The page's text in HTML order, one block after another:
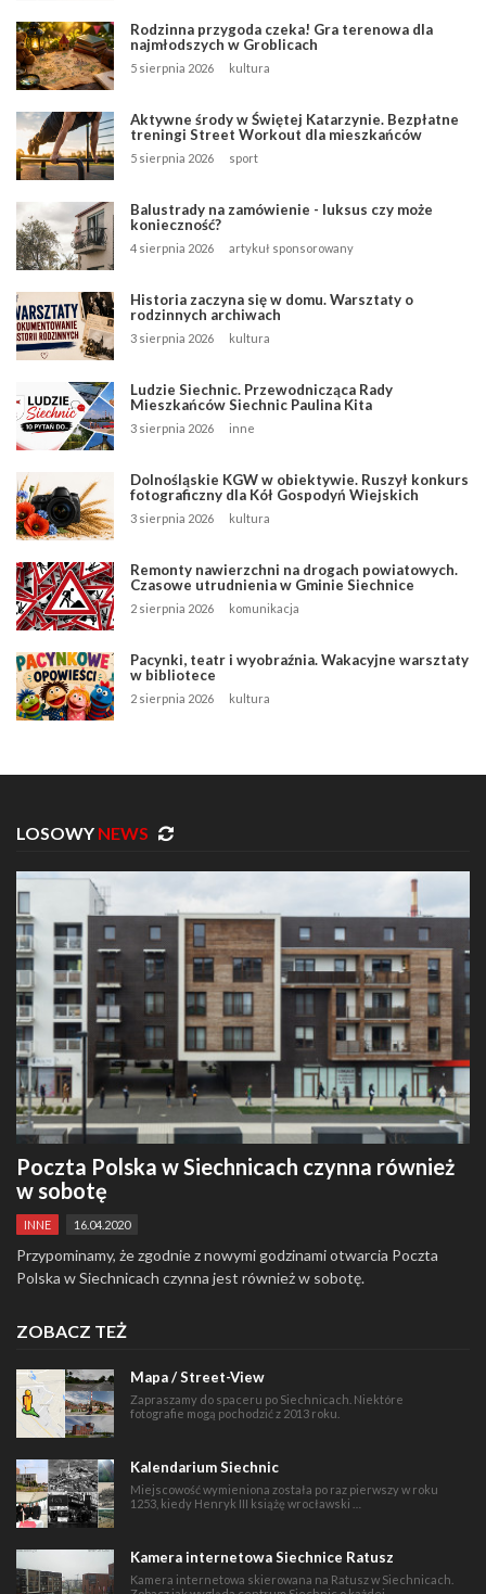
Rodzinna przygoda czeka! Gra terenowa dla
najmłodszych w Groblicach
5 sierpnia 2026 kultura
Aktywne środy w Świętej Katarzynie. Bezpłatne
treningi Street Workout dla mieszkańców
5 sierpnia 2026 sport
Balustrady na zamówienie - luksus czy może
konieczność?
4 sierpnia 2026 artykuł sponsorowany
Historia zaczyna się w domu. Warsztaty o
rodzinnych archiwach
3 sierpnia 2026 kultura
Ludzie Siechnic. Przewodnicząca Rady
Mieszkańców Siechnic Paulina Kita
3 sierpnia 2026 inne
Dolnośląskie KGW w obiektywie. Ruszył konkurs
fotograficzny dla Kół Gospodyń Wiejskich
3 sierpnia 2026 kultura
Remonty nawierzchni na drogach powiatowych.
Czasowe utrudnienia w Gminie Siechnice
2 sierpnia 2026 komunikacja
Pacynki, teatr i wyobraźnia. Wakacyjne warsztaty
w bibliotece
2 sierpnia 2026 kultura
LOSOWY NEWS
Poczta Polska w Siechnicach czynna również
w sobotę
INNE 16.04.2020
Przypominamy, że zgodnie z nowymi godzinami otwarcia Poczta
Polska w Siechnicach czynna jest również w sobotę.
ZOBACZ TEŻ
Mapa / Street-View
Zapraszamy do spaceru po Siechnicach. Niektóre
fotografie mogą pochodzić z 2013 roku.
Kalendarium Siechnic
Miejscowość wymieniona została po raz pierwszy w roku
1253, kiedy Henryk III książę wrocławski …
Kamera internetowa Siechnice Ratusz
Kamera internetowa skierowana na Ratusz w Siechnicach.